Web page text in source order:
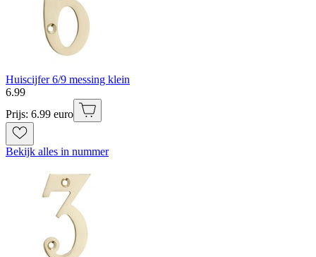
Huiscijfer 6/9 messing klein
6.99
Prijs: 6.99 euro
Bekijk alles in nummer